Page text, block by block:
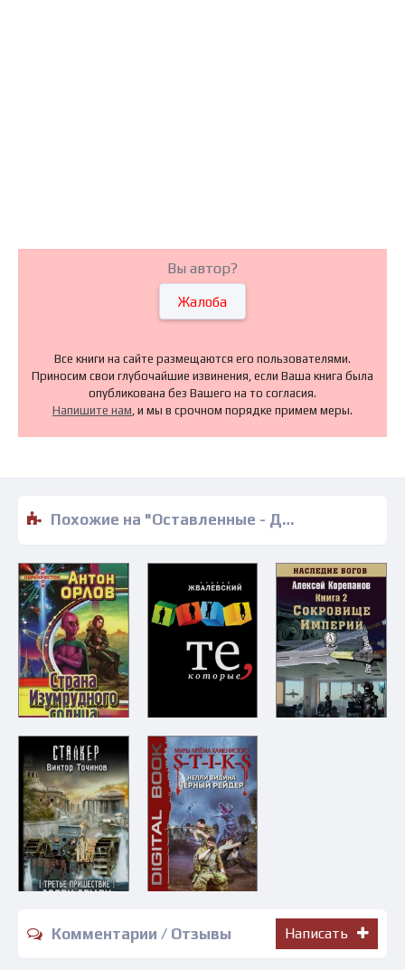
Вы автор?
Жалоба
Все книги на сайте размещаются его пользователями.
Приносим свои глубочайшие извинения, если Ваша книга была
опубликована без Вашего на то согласия.
Напишите нам , и мы в срочном порядке примем меры.
Похожие на "Оставленные - Джерри Б. Дженкинс" книги читать бесплатно полные версии
Комментарии / Отзывы Написать